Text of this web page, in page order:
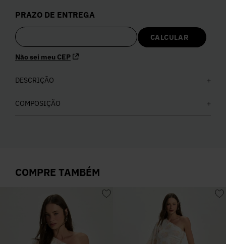
PRAZO DE ENTREGA
Não sei meu CEP
DESCRIÇÃO
COMPOSIÇÃO
COMPRE TAMBÉM
5º Calça
6º Colete
7º